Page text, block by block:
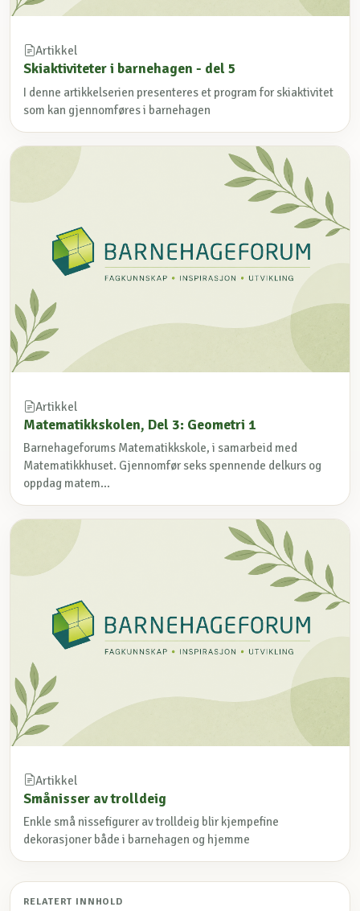
Artikkel
Skiaktiviteter i barnehagen - del 5
I denne artikkelserien presenteres et program for skiaktivitet
som kan gjennomføres i barnehagen
Artikkel
Matematikkskolen, Del 3: Geometri 1
Barnehageforums Matematikkskole, i samarbeid med
Matematikkhuset. Gjennomfør seks spennende delkurs og
oppdag matem...
Artikkel
Smånisser av trolldeig
Enkle små nissefigurer av trolldeig blir kjempefine
dekorasjoner både i barnehagen og hjemme
RELATERT INNHOLD